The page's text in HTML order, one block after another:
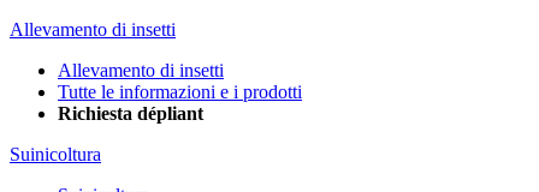
Allevamento di insetti
Allevamento di insetti
Tutte le informazioni e i prodotti
Richiesta dépliant
Suinicoltura